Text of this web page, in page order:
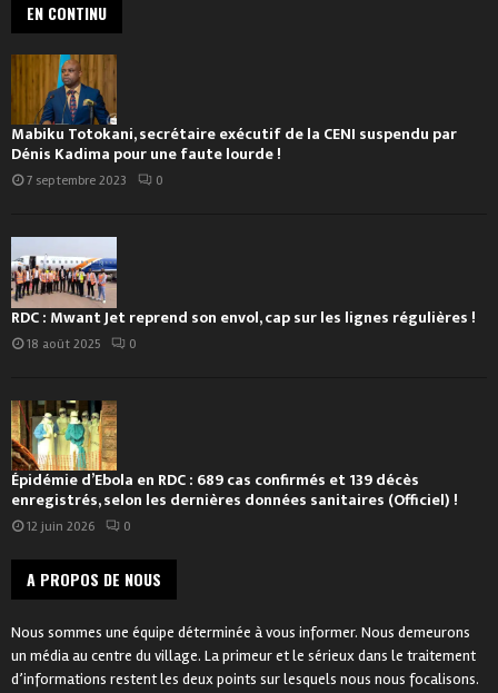
EN CONTINU
Mabiku Totokani, secrétaire exécutif de la CENI suspendu par
Dénis Kadima pour une faute lourde !
7 septembre 2023 0
RDC : Mwant Jet reprend son envol, cap sur les lignes régulières !
18 août 2025 0
Épidémie d’Ebola en RDC : 689 cas confirmés et 139 décès
enregistrés, selon les dernières données sanitaires (Officiel) !
12 juin 2026 0
A PROPOS DE NOUS
Nous sommes une équipe déterminée à vous informer. Nous demeurons
un média au centre du village. La primeur et le sérieux dans le traitement
d’informations restent les deux points sur lesquels nous nous focalisons.